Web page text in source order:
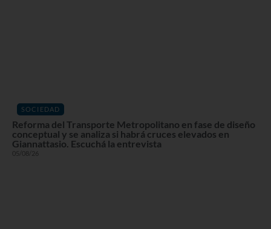
SOCIEDAD
Reforma del Transporte Metropolitano en fase de diseño
conceptual y se analiza si habrá cruces elevados en
Giannattasio. Escuchá la entrevista
05/08/26